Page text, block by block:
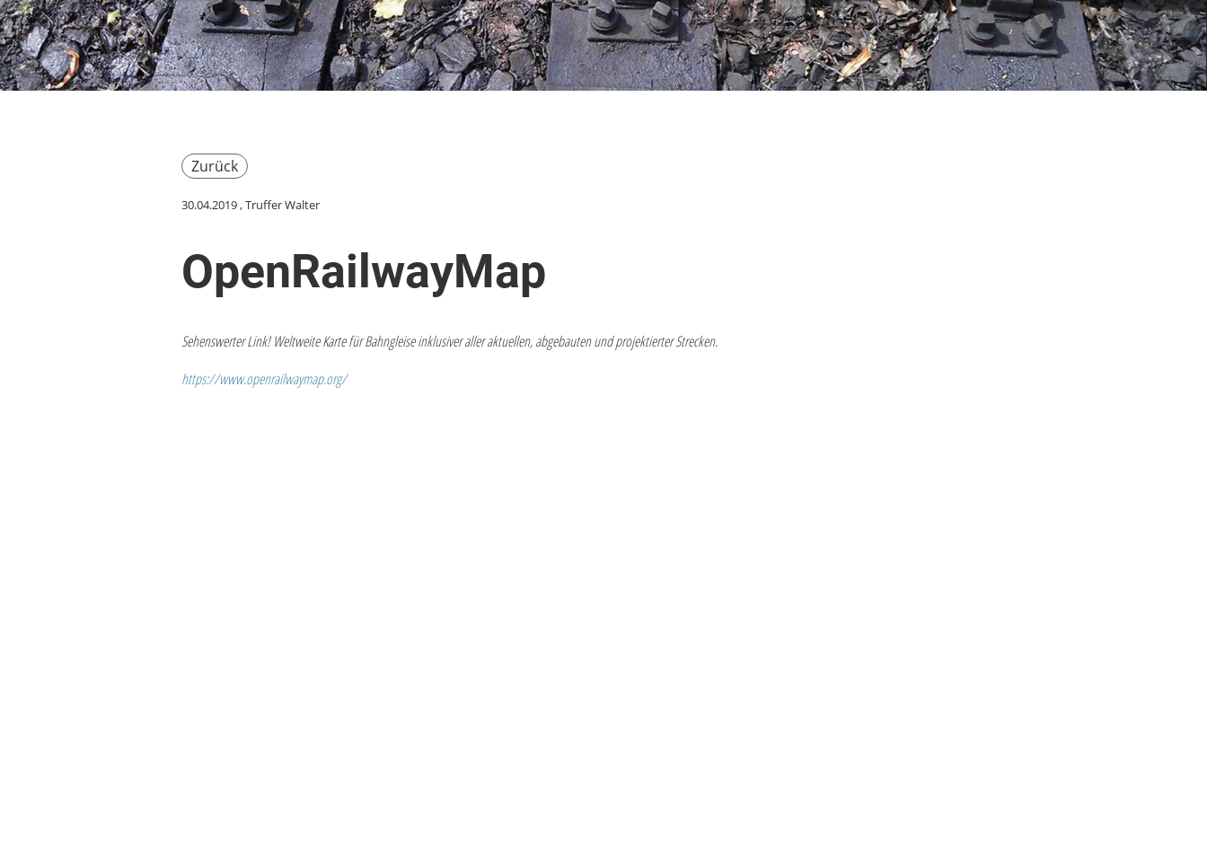
Zurück
30.04.2019, Truffer Walter
OpenRailwayMap
Sehenswerter Link! Weltweite Karte für Bahngleise inklusiver aller aktuellen, abgebauten und projektierter Strecken.
https://www.openrailwaymap.org/